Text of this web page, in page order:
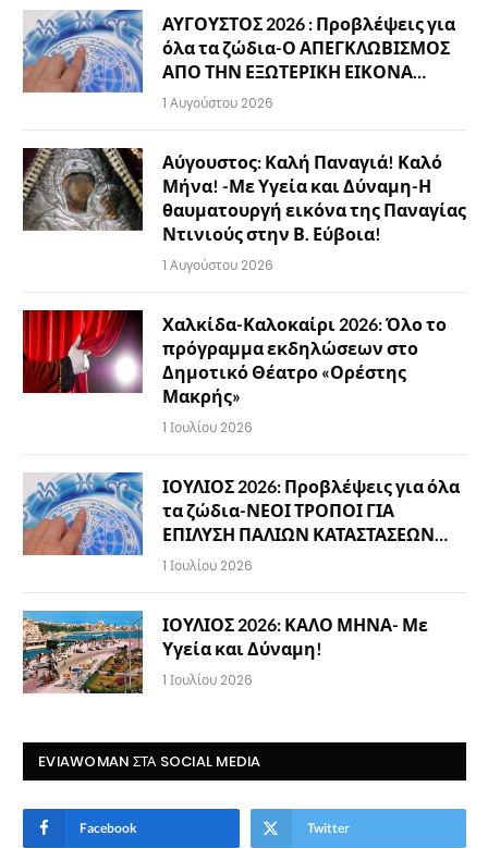
ΑΥΓΟΥΣΤΟΣ 2026 : Προβλέψεις για
όλα τα ζώδια-Ο ΑΠΕΓΚΛΩΒΙΣΜΟΣ
ΑΠΟ ΤΗΝ ΕΞΩΤΕΡΙΚΗ ΕΙΚΟΝΑ…
1 Αυγούστου 2026
Αύγουστος: Καλή Παναγιά! Καλό
Μήνα! -Με Υγεία και Δύναμη-Η
θαυματουργή εικόνα της Παναγίας
Ντινιούς στην Β. Εύβοια!
1 Αυγούστου 2026
Χαλκίδα-Καλοκαίρι 2026: Όλο το
πρόγραμμα εκδηλώσεων στο
Δημοτικό Θέατρο «Ορέστης
Μακρής»
1 Ιουλίου 2026
ΙΟΥΛΙΟΣ 2026: Προβλέψεις για όλα
τα ζώδια-ΝΕΟΙ ΤΡΟΠΟΙ ΓΙΑ
ΕΠΙΛΥΣΗ ΠΑΛΙΩΝ ΚΑΤΑΣΤΑΣΕΩΝ…
1 Ιουλίου 2026
ΙΟΥΛΙΟΣ 2026: ΚΑΛΟ ΜΗΝΑ- Με
Υγεία και Δύναμη!
1 Ιουλίου 2026
EVIAWOMAN ΣΤΑ SOCIAL MEDIA
Facebook Twitter